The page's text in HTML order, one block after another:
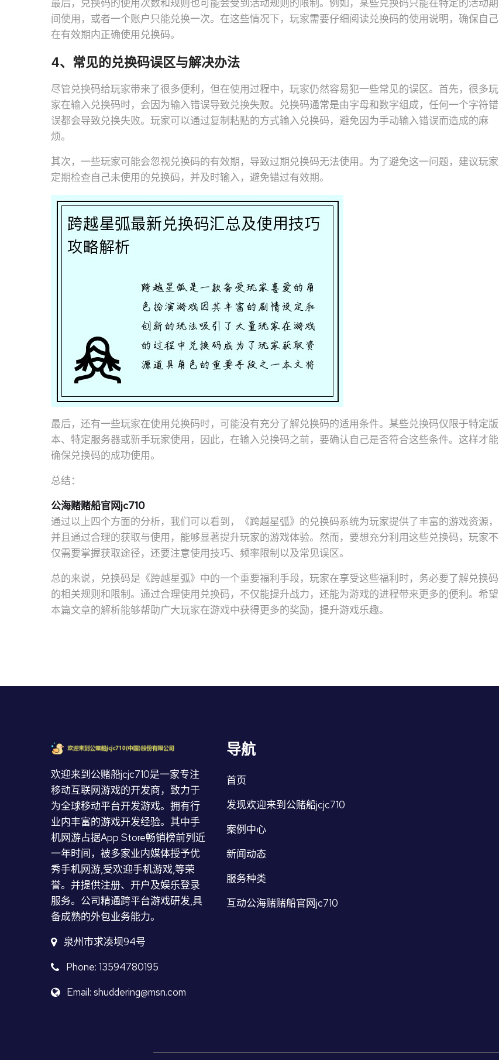
最后，兑换码的使用次数和规则也可能会受到活动规则的限制。例如，某些兑换码只能在特定的活动期
间使用，或者一个账户只能兑换一次。在这些情况下，玩家需要仔细阅读兑换码的使用说明，确保自己
在有效期内正确使用兑换码。
4、常见的兑换码误区与解决办法
尽管兑换码给玩家带来了很多便利，但在使用过程中，玩家仍然容易犯一些常见的误区。首先，很多玩
家在输入兑换码时，会因为输入错误导致兑换失败。兑换码通常是由字母和数字组成，任何一个字符错
误都会导致兑换失败。玩家可以通过复制粘贴的方式输入兑换码，避免因为手动输入错误而造成的麻
烦。
其次，一些玩家可能会忽视兑换码的有效期，导致过期兑换码无法使用。为了避免这一问题，建议玩家
定期检查自己未使用的兑换码，并及时输入，避免错过有效期。
最后，还有一些玩家在使用兑换码时，可能没有充分了解兑换码的适用条件。某些兑换码仅限于特定版
本、特定服务器或新手玩家使用，因此，在输入兑换码之前，要确认自己是否符合这些条件。这样才能
确保兑换码的成功使用。
总结：
公海赌赌船官网jc710
通过以上四个方面的分析，我们可以看到，《跨越星弧》的兑换码系统为玩家提供了丰富的游戏资源，
并且通过合理的获取与使用，能够显著提升玩家的游戏体验。然而，要想充分利用这些兑换码，玩家不
仅需要掌握获取途径，还要注意使用技巧、频率限制以及常见误区。
总的来说，兑换码是《跨越星弧》中的一个重要福利手段，玩家在享受这些福利时，务必要了解兑换码
的相关规则和限制。通过合理使用兑换码，不仅能提升战力，还能为游戏的进程带来更多的便利。希望
本篇文章的解析能够帮助广大玩家在游戏中获得更多的奖励，提升游戏乐趣。
欢迎来到公赌船jcjc710是一家专注
移动互联网游戏的开发商，致力于
为全球移动平台开发游戏。拥有行
业内丰富的游戏开发经验。其中手
机网游占据App Store畅销榜前列近
一年时间，被多家业内媒体授予优
秀手机网游,受欢迎手机游戏,等荣
誉。并提供注册、开户及娱乐登录
服务。公司精通跨平台游戏研发,具
备成熟的外包业务能力。
泉州市求凑坝94号
Phone: 13594780195
Email: shuddering@msn.com
导航
首页
发现欢迎来到公赌船jcjc710
案例中心
新闻动态
服务种类
互动公海赌赌船官网jc710